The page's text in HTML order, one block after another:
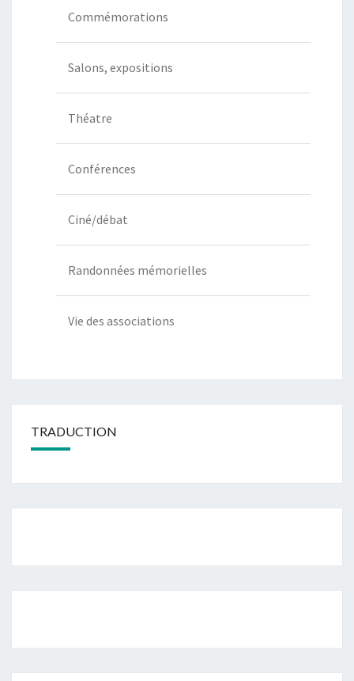
Commémorations
Salons, expositions
Théatre
Conférences
Ciné/débat
Randonnées mémorielles
Vie des associations
TRADUCTION